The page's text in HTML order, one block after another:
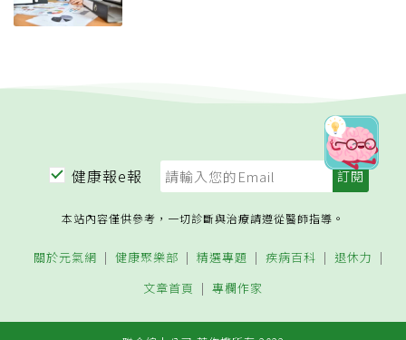
健康報e報
本站內容僅供參考，一切診斷與治療請遵從醫師指導。
關於元氣網 健康聚樂部 精選專題 疾病百科
退休力
文章首頁
專欄作家